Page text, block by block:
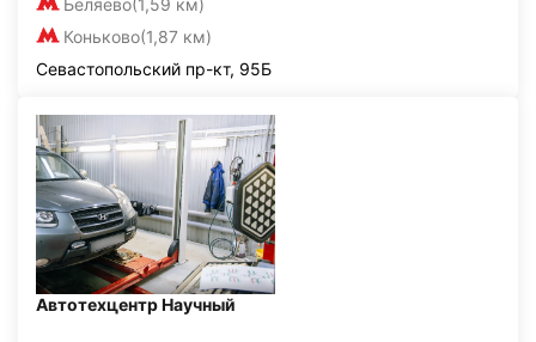
Беляево(1,59 км)
Коньково(1,87 км)
Севастопольский пр-кт, 95Б
Автотехцентр Научный